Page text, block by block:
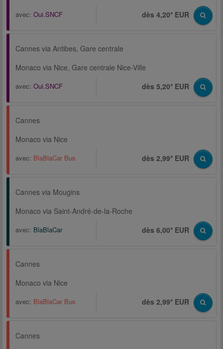
avec: Oui.SNCF dès 4,20* EUR
Cannes via Antibes, Gare centrale
Monaco via Nice, Gare centrale Nice-Ville
avec: Oui.SNCF dès 5,20* EUR
Cannes
Monaco via Nice
avec: BlaBlaCar Bus dès 2,99* EUR
Cannes via Mougins
Monaco via Saint-André-de-la-Roche
avec: BlaBlaCar dès 6,00* EUR
Cannes
Monaco via Nice
avec: BlaBlaCar Bus dès 2,99* EUR
Cannes